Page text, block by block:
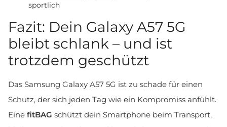
sportlich
Fazit: Dein Galaxy A57 5G
bleibt schlank – und ist
trotzdem geschützt
Das Samsung Galaxy A57 5G ist zu schade für einen
Schutz, der sich jeden Tag wie ein Kompromiss anfühlt.
Eine fitBAG schützt dein Smartphone beim Transport,